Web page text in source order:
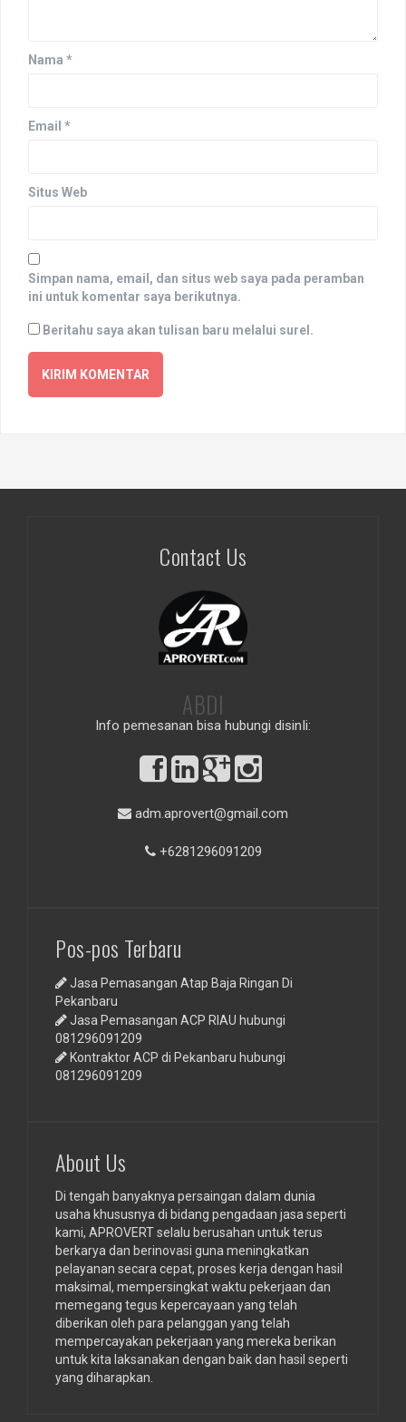
Nama *
Email *
Situs Web
Simpan nama, email, dan situs web saya pada peramban
ini untuk komentar saya berikutnya.
Beritahu saya akan tulisan baru melalui surel.
Contact Us
ABDI
Info pemesanan bisa hubungi disinIi:
adm.aprovert@gmail.com
+6281296091209
Pos-pos Terbaru
Jasa Pemasangan Atap Baja Ringan Di
Pekanbaru
Jasa Pemasangan ACP RIAU hubungi
081296091209
Kontraktor ACP di Pekanbaru hubungi
081296091209
About Us
Di tengah banyaknya persaingan dalam dunia
usaha khususnya di bidang pengadaan jasa seperti
kami, APROVERT selalu berusahan untuk terus
berkarya dan berinovasi guna meningkatkan
pelayanan secara cepat, proses kerja dengan hasil
maksimal, mempersingkat waktu pekerjaan dan
memegang tegus kepercayaan yang telah
diberikan oleh para pelanggan yang telah
mempercayakan pekerjaan yang mereka berikan
untuk kita laksanakan dengan baik dan hasil seperti
yang diharapkan.